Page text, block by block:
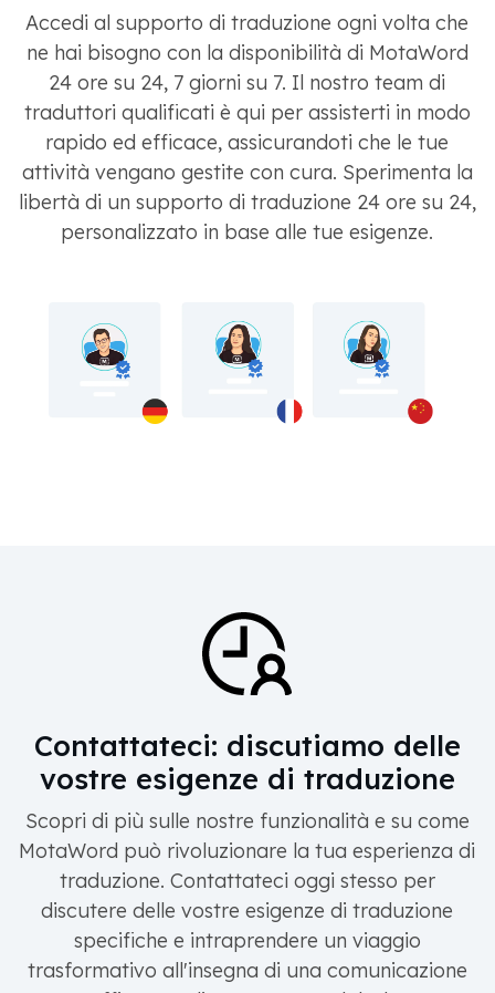
Accedi al supporto di traduzione ogni volta che
ne hai bisogno con la disponibilità di MotaWord
24 ore su 24, 7 giorni su 7. Il nostro team di
traduttori qualificati è qui per assisterti in modo
rapido ed efficace, assicurandoti che le tue
attività vengano gestite con cura. Sperimenta la
libertà di un supporto di traduzione 24 ore su 24,
personalizzato in base alle tue esigenze.
Contattateci: discutiamo delle
vostre esigenze di traduzione
Scopri di più sulle nostre funzionalità e su come
MotaWord può rivoluzionare la tua esperienza di
traduzione. Contattateci oggi stesso per
discutere delle vostre esigenze di traduzione
specifiche e intraprendere un viaggio
trasformativo all'insegna di una comunicazione